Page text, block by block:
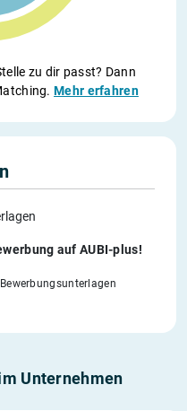
zu dir passt? Dann
Mehr erfahren
auf AUBI-plus!
Unternehmen